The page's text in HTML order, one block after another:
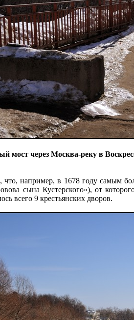
мост через Москва-реку в
что, например, в 1678 году самым
сына Кустерского»), от
всего 9 крестьянских дворов.